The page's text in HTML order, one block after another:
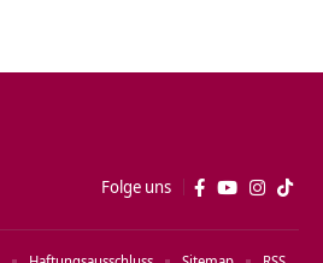
Folge uns